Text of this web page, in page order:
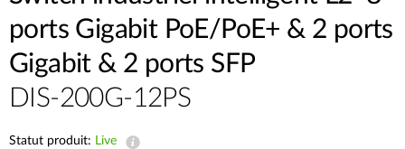
ports Gigabit PoE/PoE+ & 2 ports
Gigabit & 2 ports SFP
DIS-200G-12PS
Statut produit: Live